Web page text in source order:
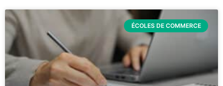
ÉCOLES DE COMMERCE